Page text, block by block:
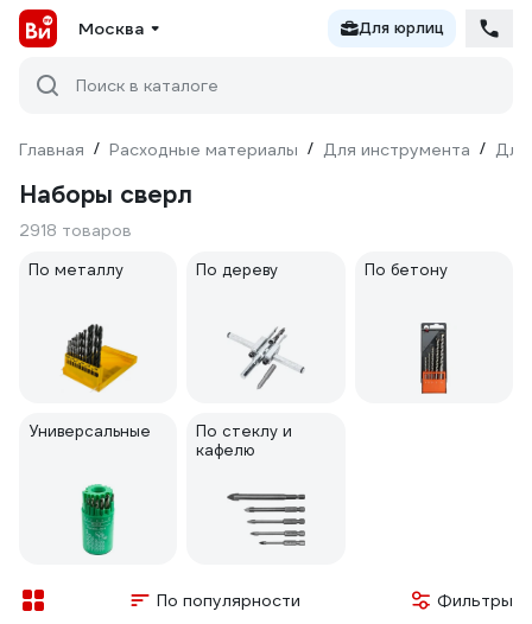
Москва Для юрлиц
Поиск в каталоге
Главная / Расходные материалы / Для инструмента / Для
Наборы сверл
2918 товаров
По металлу По дереву По бетону
Универсальные
По стеклу и
кафелю
По популярности Фильтры